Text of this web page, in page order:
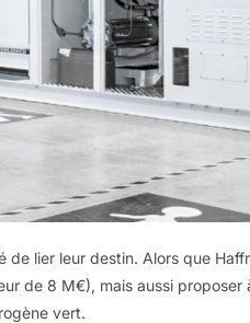
lier leur destin. Alors que
de 8 M€), mais aussi proposer
vert.